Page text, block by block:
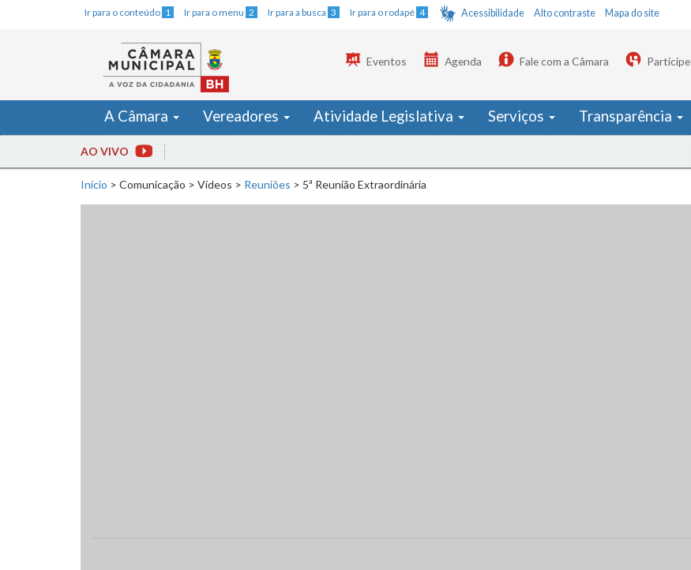
Ir para o conteúdo 1 Ir para o menu 2 Ir para a busca 3 Ir para o rodapé 4 Acessibilidade Alto contraste Mapa do site
Eventos Agenda Fale com a Câmara Participe
A Câmara Vereadores Atividade Legislativa Serviços Transparência
AO VIVO
Início > Comunicação > Vídeos > Reuniões > 5ª Reunião Extraordinária